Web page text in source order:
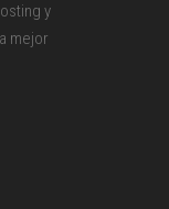
y
mejor